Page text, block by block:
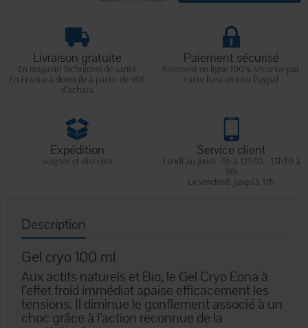
Livraison gratuite
En magasin Technicien de santé
En France à domicile à partir de 99€
d'achats
Paiement sécurisé
Paiement en ligne 100% sécurisé par
carte bancaire ou Paypal
Expédition
soignée et discrète
Service client
Lundi au jeudi : 9h à 12h30 - 13h30 à
18h
Le vendredi jusqu'à 17h
Description
Gel cryo 100 ml
Aux actifs naturels et Bio, le Gel Cryo Eona à
l’effet froid immédiat apaise efficacement les
tensions. Il diminue le gonflement associé à un
choc grâce à l’action reconnue de la